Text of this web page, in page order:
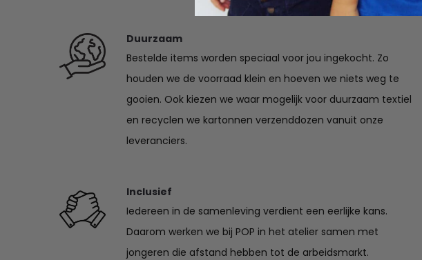
Duurzaam
Bestelde items worden speciaal voor jou ingekocht. Zo
houden we de voorraad klein en hoeven we niets weg te
gooien. Ook kiezen we waar mogelijk voor duurzaam textiel
en recyclen we kartonnen verzenddozen vanuit onze
leveranciers.
Inclusief
Iedereen in de samenleving verdient een eerlijke kans.
Daarom werken we bij POP in het atelier samen met
jongeren die afstand hebben tot de arbeidsmarkt.